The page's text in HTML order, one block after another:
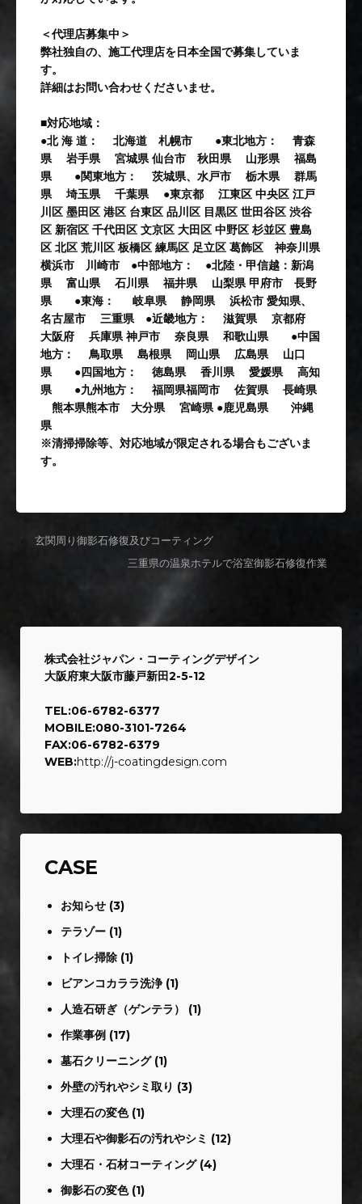
＜代理店募集中＞
弊社独自の、施工代理店を日本全国で募集していま
す。
詳細はお問い合わせくださいませ。
■対応地域：
●北 海 道： 北海道 札幌市 ●東北地方： 青森
県 岩手県 宮城県 仙台市 秋田県 山形県 福島
県 ●関東地方： 茨城県、水戸市 栃木県 群馬
県 埼玉県 千葉県 ●東京都 江東区 中央区 江戸
川区 墨田区 港区 台東区 品川区 目黒区 世田谷区 渋谷
区 新宿区 千代田区 文京区 大田区 中野区 杉並区 豊島
区 北区 荒川区 板橋区 練馬区 足立区 葛飾区 神奈川県
横浜市 川崎市 ●中部地方： ●北陸・甲信越：新潟
県 富山県 石川県 福井県 山梨県 甲府市 長野
県 ●東海： 岐阜県 静岡県 浜松市 愛知県、
名古屋市 三重県 ●近畿地方： 滋賀県 京都府
大阪府 兵庫県 神戸市 奈良県 和歌山県 ●中国
地方： 鳥取県 島根県 岡山県 広島県 山口
県 ●四国地方： 徳島県 香川県 愛媛県 高知
県 ●九州地方： 福岡県福岡市 佐賀県 長崎県
熊本県熊本市 大分県 宮崎県 ●鹿児島県 沖縄
県
※清掃掃除等、対応地域が限定される場合もございま
す。
玄関周り御影石修復及びコーティング
三重県の温泉ホテルで浴室御影石修復作業
株式会社ジャパン・コーティングデザイン
大阪府東大阪市藤戸新田2-5-12
TEL:06-6782-6377
MOBILE:080-3101-7264
FAX:06-6782-6379
WEB:http://j-coatingdesign.com
CASE
お知らせ (3)
テラゾー (1)
トイレ掃除 (1)
ビアンコカララ洗浄(1)
人造石研ぎ（ゲンテラ）
(1)
作業事例 (17)
墓石クリーニング(1)
外壁の汚れやシミ取り (3)
大理石の変色(1)
大理石や御影石の汚れやシミ (12)
大理石・石材コーティング(4)
御影石の変色(1)